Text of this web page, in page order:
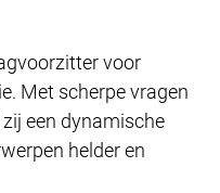
voor
Met scherpe vragen
een dynamische
helder en